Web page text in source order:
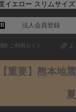
イエロー スリムサイ
法人会員登録
ご利用ガイド よ
重要】熊本地